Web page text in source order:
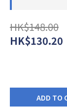
HK$148.00
HK$130.20
ADD TO